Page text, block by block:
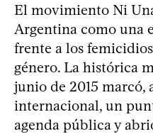
El movimiento Ni
Argentina como una
frente a los
género. La histórica
junio de 2015 marcó,
internacional, un
agenda pública y